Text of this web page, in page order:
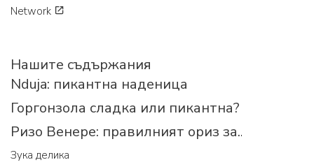
Network
Нашите съдържания
Nduja: пикантна наденица
Горгонзола сладка или пикантна?
Ризо Венере: правилният ориз за...
Зука делика